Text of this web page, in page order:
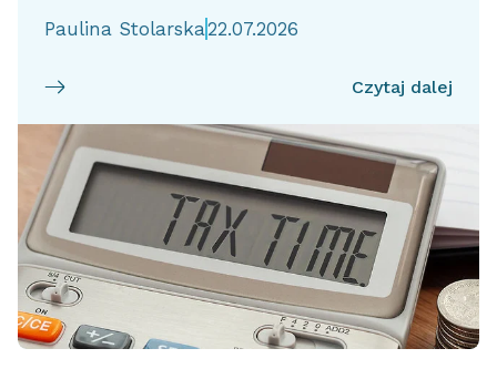
Paulina Stolarska22.07.2026
Czytaj dalej